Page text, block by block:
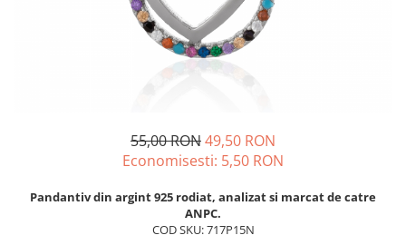
BRATARI PENTRU PICIOR
55,00 RON49,50 RON
Economisesti: 5,50 RON
Pandantiv din argint 925 rodiat, analizat si marcat de catre
ANPC.
COD SKU: 717P15N